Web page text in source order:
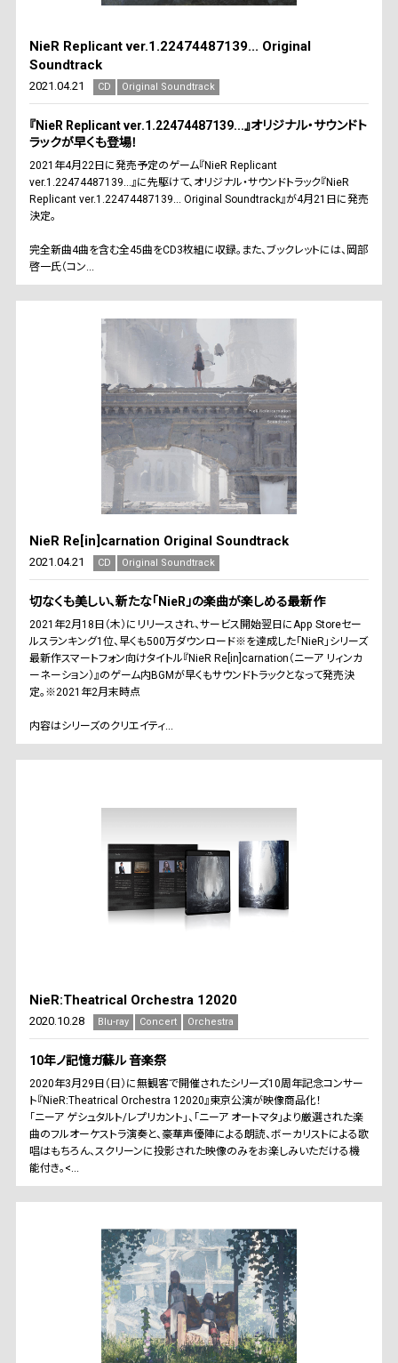
NieR Replicant ver.1.22474487139... Original
Soundtrack
2021.04.21 CD Original Soundtrack
『NieR Replicant ver.1.22474487139...』オリジナル・サウンドト
ラックが早くも登場！
2021年4月22日に発売予定のゲーム『NieR Replicant
ver.1.22474487139...』に先駆けて、オリジナル・サウンドトラック『NieR
Replicant ver.1.22474487139... Original Soundtrack』が4月21日に発売
決定。
完全新曲4曲を含む全45曲をCD3枚組に収録。また、ブックレットには、岡部
啓一氏（コン...
NieR Re[in]carnation Original Soundtrack
2021.04.21 CD Original Soundtrack
切なくも美しい、新たな「NieR」の楽曲が楽しめる最新作
2021年2月18日（木）にリリースされ、サービス開始翌日にApp Storeセー
ルスランキング1位、早くも500万ダウンロード※を達成した「NieR」シリーズ
最新作スマートフォン向けタイトル『NieR Re[in]carnation（ニーア リィンカ
ーネーション）』のゲーム内BGMが早くもサウンドトラックとなって発売決
定。※2021年2月末時点
内容はシリーズのクリエイティ...
NieR:Theatrical Orchestra 12020
2020.10.28 Blu-ray Concert Orchestra
10年ノ記憶ガ蘇ル 音楽祭
2020年3月29日（日）に無観客で開催されたシリーズ10周年記念コンサー
ト『NieR:Theatrical Orchestra 12020』東京公演が映像商品化！
「ニーア ゲシュタルト/レプリカント」、「ニーア オートマタ」より厳選された楽
曲のフルオーケストラ演奏と、豪華声優陣による朗読、ボーカリストによる歌
唱はもちろん、スクリーンに投影された映像のみをお楽しみいただける機
能付き。<...